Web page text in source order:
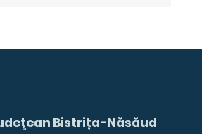
Bistrița-Năsăud